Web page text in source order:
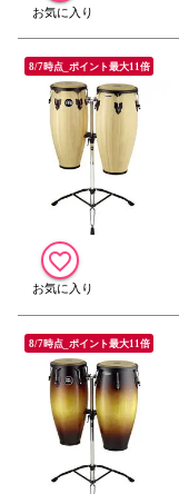
8/7時点_ポイント最大11倍
8/7時点_ポイント最大11倍